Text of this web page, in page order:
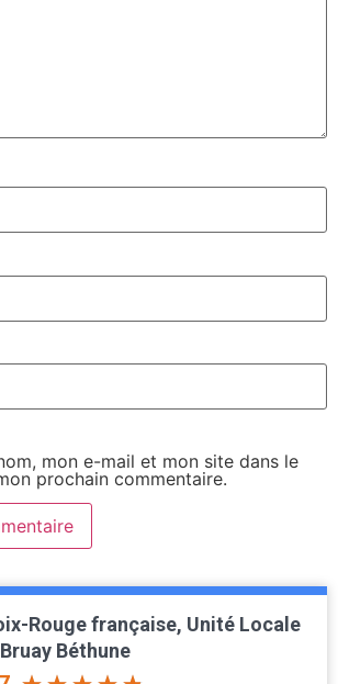
mon e-mail et mon site dans le
prochain commentaire.
Rouge française, Unité Locale
Béthune